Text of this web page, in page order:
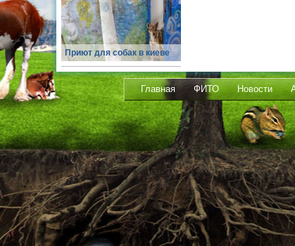
Приют для собак в киеве
Главная ФИТО Новости